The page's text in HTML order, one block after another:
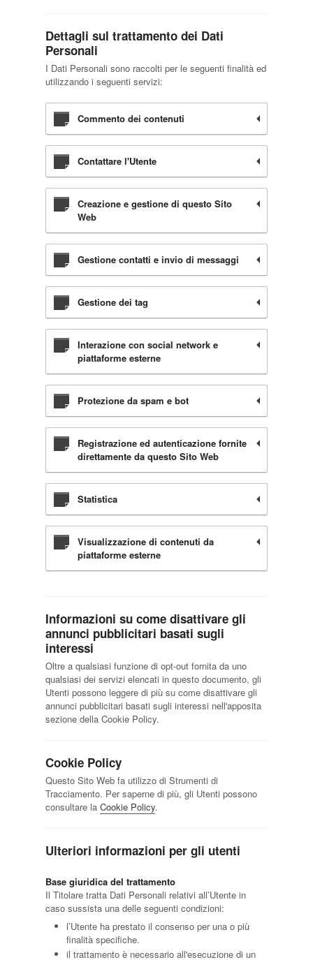
Dettagli sul trattamento dei Dati
Personali
I Dati Personali sono raccolti per le seguenti finalità ed
utilizzando i seguenti servizi:
Commento dei contenuti
Contattare l'Utente
Creazione e gestione di questo Sito
Web
Gestione contatti e invio di messaggi
Gestione dei tag
Interazione con social network e
piattaforme esterne
Protezione da spam e bot
Registrazione ed autenticazione fornite
direttamente da questo Sito Web
Statistica
Visualizzazione di contenuti da
piattaforme esterne
Informazioni su come disattivare gli
annunci pubblicitari basati sugli
interessi
Oltre a qualsiasi funzione di opt-out fornita da uno
qualsiasi dei servizi elencati in questo documento, gli
Utenti possono leggere di più su come disattivare gli
annunci pubblicitari basati sugli interessi nell'apposita
sezione della Cookie Policy.
Cookie Policy
Questo Sito Web fa utilizzo di Strumenti di
Tracciamento. Per saperne di più, gli Utenti possono
consultare la Cookie Policy.
Ulteriori informazioni per gli utenti
Base giuridica del trattamento
Il Titolare tratta Dati Personali relativi all’Utente in
caso sussista una delle seguenti condizioni:
l’Utente ha prestato il consenso per una o più
finalità specifiche.
il trattamento è necessario all'esecuzione di un